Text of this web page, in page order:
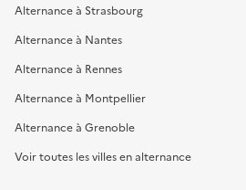
Alternance à Strasbourg
Alternance à Nantes
Alternance à Rennes
Alternance à Montpellier
Alternance à Grenoble
Voir toutes les villes en alternance